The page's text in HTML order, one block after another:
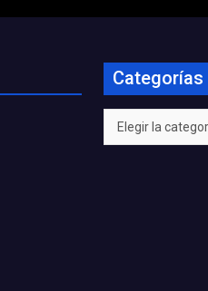
Categorías
Categorías